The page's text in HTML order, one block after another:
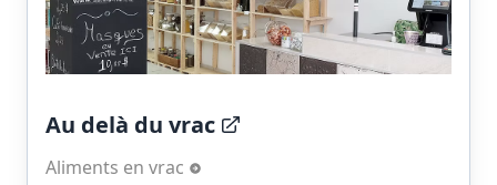
Au delà du vrac
Aliments en vrac